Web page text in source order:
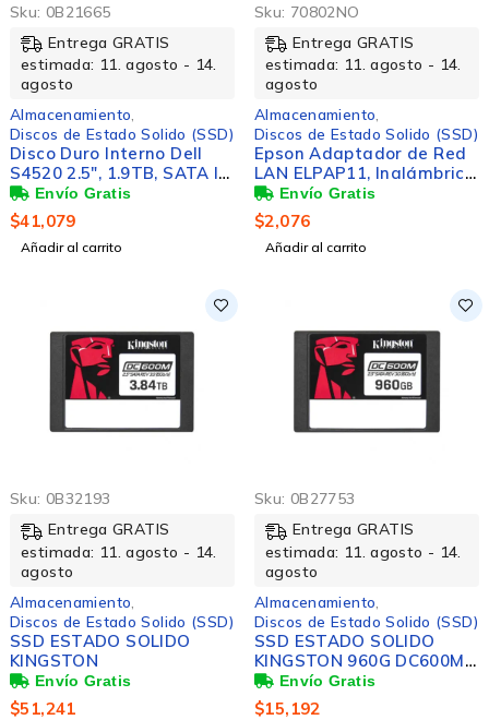
Sku: 0B21665
Entrega GRATIS
estimada: 11. agosto - 14.
agosto
Almacenamiento
Discos de Estado Solido (SSD)
Disco Duro Interno Dell
S4520 2.5", 1.9TB, SATA III,
6 Gbit/s, 5400RPM, No
disponible Caché
$41,079
Añadir al carrito
Sku: 70802NO
Entrega GRATIS
estimada: 11. agosto - 14.
agosto
Almacenamiento
Discos de Estado Solido (SSD)
Epson Adaptador de Red
LAN ELPAP11, Inalámbrico,
Blanco, para Proyectores
Epson
$2,076
Añadir al carrito
Sku: 0B32193
Entrega GRATIS
estimada: 11. agosto - 14.
agosto
Almacenamiento
Discos de Estado Solido (SSD)
SSD ESTADO SOLIDO
KINGSTON
$51,241
Sku: 0B27753
Entrega GRATIS
estimada: 11. agosto - 14.
agosto
Almacenamiento
Discos de Estado Solido (SSD)
SSD ESTADO SOLIDO
KINGSTON 960G DC600M
MIXED USE SATA 2.5
$15,192